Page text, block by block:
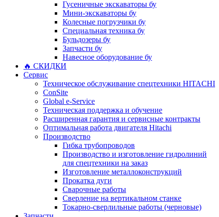
Гусеничные экскаваторы бу
Мини-экскаваторы бу
Колесные погрузчики бу
Специальная техника бу
Бульдозеры бу
Запчасти бу
Навесное оборудование бу
🔥 СКИДКИ
Сервис
Техническое обслуживание спецтехники HITACHI
ConSite
Global e-Service
Техническая поддержка и обучение
Расширенная гарантия и сервисные контракты
Оптимальная работа двигателя Hitachi
Производство
Гибка трубопроводов
Производство и изготовление гидролиний
для спецтехники на заказ
Изготовление металлоконструкций
Прокатка дуги
Сварочные работы
Сверление на вертикальном станке
Токарно-сверлильные работы (черновые)